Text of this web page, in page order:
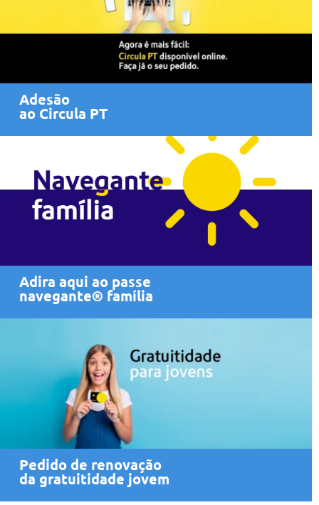
Adesão
ao Circula PT
Adira aqui ao passe
navegante® família
Pedido de renovação
da gratuitidade jovem